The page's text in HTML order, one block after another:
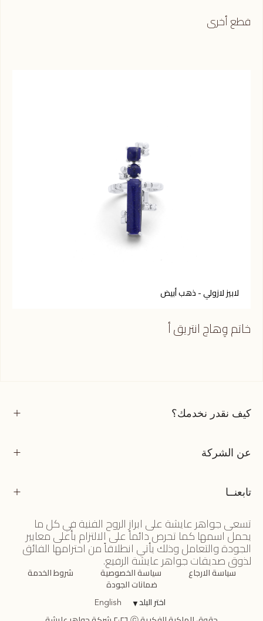
قطع أخرى
لابيز لازولي - ذهب أبيض
خاتم وِهاج انتريق أ
كيف نقدر نخدمك؟
عن الشركة
تابعنــا
تسعى جواهر عايشة على ابراز الروح الفنية في كل ما
يحمل اسمها كما تحرص دائماً على الالتزام بأعلى معايير
الجودة والتعامل وذلك يأتي انطلاقاً من احترامها الفائق
لذوق صديقات جواهر عايشة الرفيع.
سياسة الارجاع سياسة الخصوصية شروط الخدمة
ضمانات الجودة
اختر البلد▼
English